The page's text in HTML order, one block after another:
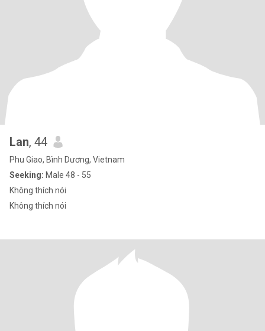
Lan, 44
Phu Giao, Bình Dương, Vietnam
Seeking: Male 48 - 55
Không thích nói
Không thích nói